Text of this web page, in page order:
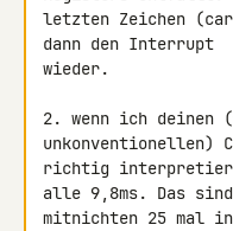
letzten Zeichen
dann den Interrupt
wieder.
2. wenn ich deinen
unkonventionellen)
richtig
alle 9,8ms. Das sind
mitnichten 25 mal